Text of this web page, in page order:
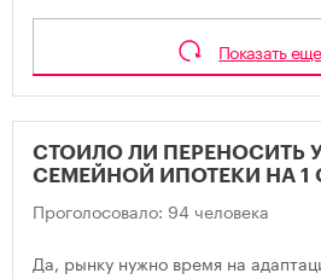
Показать еще
СТОИЛО ЛИ ПЕРЕНОСИТЬ
СЕМЕЙНОЙ ИПОТЕКИ НА 1
Проголосовало: 94 человека
Да, рынку нужно время на